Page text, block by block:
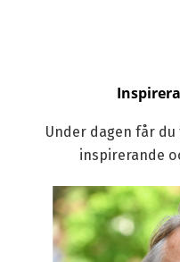
Under dagen får
inspirerande